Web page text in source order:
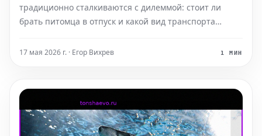
традиционно сталкиваются с дилеммой: стоит ли
брать питомца в отпуск и какой вид транспорта
комфортным для четвероногого друга. Ветеринар
17 мая 2026 г. · Егор Вихрев 1 МИН